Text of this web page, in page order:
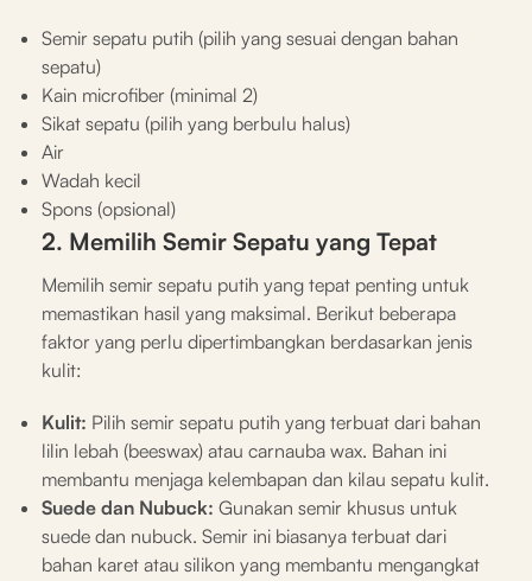
Semir sepatu putih (pilih yang sesuai dengan bahan
sepatu)
Kain microfiber (minimal 2)
Sikat sepatu (pilih yang berbulu halus)
Air
Wadah kecil
Spons (opsional)
2. Memilih Semir Sepatu yang Tepat
Memilih semir sepatu putih yang tepat penting untuk
memastikan hasil yang maksimal. Berikut beberapa
faktor yang perlu dipertimbangkan berdasarkan jenis
kulit:
Kulit: Pilih semir sepatu putih yang terbuat dari bahan
lilin lebah (beeswax) atau carnauba wax. Bahan ini
membantu menjaga kelembapan dan kilau sepatu kulit.
Suede dan Nubuck: Gunakan semir khusus untuk
suede dan nubuck. Semir ini biasanya terbuat dari
bahan karet atau silikon yang membantu mengangkat